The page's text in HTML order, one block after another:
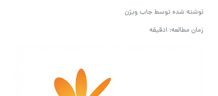
نوشته شده توسطجاب ویژن
زمان مطالعه: 1دقیقه